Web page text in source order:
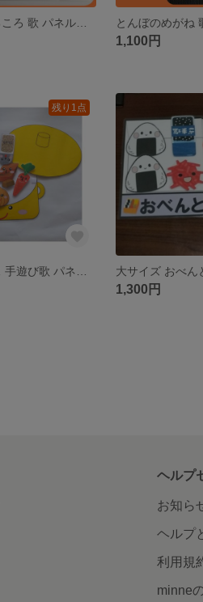
1,100円
残り1点
1,300円
ヘルプ
お知ら
ヘルプ
利用規
minne